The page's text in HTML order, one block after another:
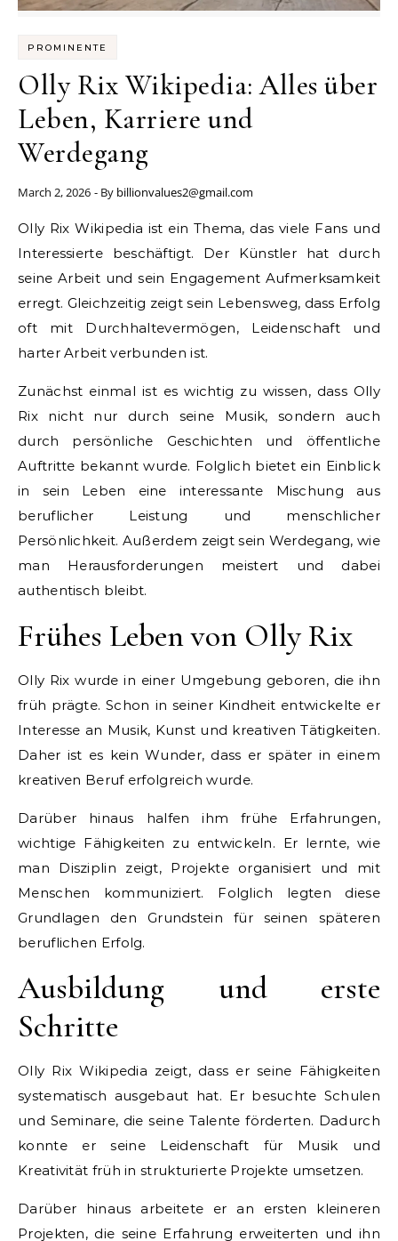
PROMINENTE
Olly Rix Wikipedia: Alles über
Leben, Karriere und
Werdegang
March 2, 2026 - By billionvalues2@gmail.com
Olly Rix Wikipedia ist ein Thema, das viele Fans und
Interessierte beschäftigt. Der Künstler hat durch
seine Arbeit und sein Engagement Aufmerksamkeit
erregt. Gleichzeitig zeigt sein Lebensweg, dass Erfolg
oft mit Durchhaltevermögen, Leidenschaft und
harter Arbeit verbunden ist.
Zunächst einmal ist es wichtig zu wissen, dass Olly
Rix nicht nur durch seine Musik, sondern auch
durch persönliche Geschichten und öffentliche
Auftritte bekannt wurde. Folglich bietet ein Einblick
in sein Leben eine interessante Mischung aus
beruflicher Leistung und menschlicher
Persönlichkeit. Außerdem zeigt sein Werdegang, wie
man Herausforderungen meistert und dabei
authentisch bleibt.
Frühes Leben von Olly Rix
Olly Rix wurde in einer Umgebung geboren, die ihn
früh prägte. Schon in seiner Kindheit entwickelte er
Interesse an Musik, Kunst und kreativen Tätigkeiten.
Daher ist es kein Wunder, dass er später in einem
kreativen Beruf erfolgreich wurde.
Darüber hinaus halfen ihm frühe Erfahrungen,
wichtige Fähigkeiten zu entwickeln. Er lernte, wie
man Disziplin zeigt, Projekte organisiert und mit
Menschen kommuniziert. Folglich legten diese
Grundlagen den Grundstein für seinen späteren
beruflichen Erfolg.
Ausbildung und erste
Schritte
Olly Rix Wikipedia zeigt, dass er seine Fähigkeiten
systematisch ausgebaut hat. Er besuchte Schulen
und Seminare, die seine Talente förderten. Dadurch
konnte er seine Leidenschaft für Musik und
Kreativität früh in strukturierte Projekte umsetzen.
Darüber hinaus arbeitete er an ersten kleineren
Projekten, die seine Erfahrung erweiterten und ihn